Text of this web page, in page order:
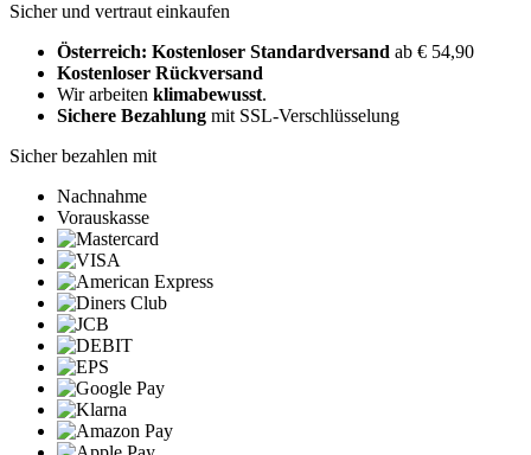
Sicher und vertraut einkaufen
Österreich: Kostenloser Standardversand ab € 54,90
Kostenloser Rückversand
Wir arbeiten klimabewusst.
Sichere Bezahlung mit SSL-Verschlüsselung
Sicher bezahlen mit
Nachnahme
Vorauskasse